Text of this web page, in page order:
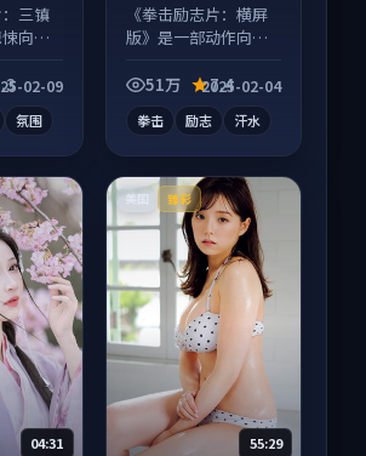
：三镇
向电
富。
02-09
氛围
《拳击励志片：横屏
版》是一部动作向电
线，配乐与镜头配合
51万 7.4
2025-02-04
拳击 励志 汗水
04:31
美国 臻彩
55:29